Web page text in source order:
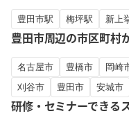
豊田市駅 梅坪駅 新上
豊田市周辺の市区町村
名古屋市 豊橋市 岡崎
刈谷市
豊田市 安城市
研修・セミナーできる